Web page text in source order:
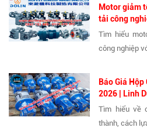
Motor giảm
tải công
Tìm hiểu
công nghiệp
Báo Giá
2026 | Linh
Tìm hiểu về
thành, cách